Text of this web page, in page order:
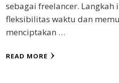
sebagai freelancer. Langkah
fleksibilitas waktu dan
menciptakan …
READ MORE